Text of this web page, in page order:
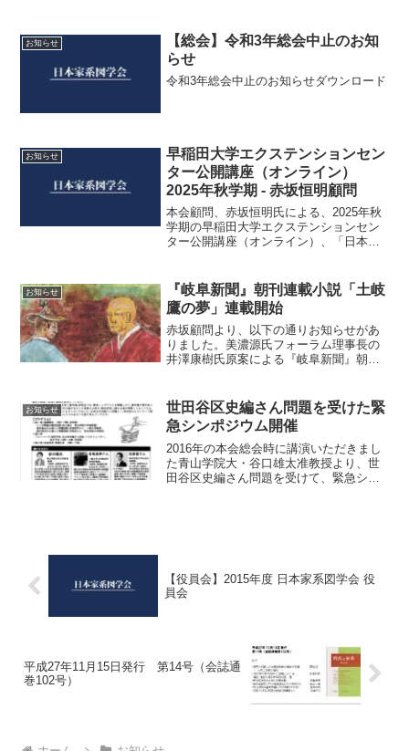
治初期における庶民の苗字の成り立ち
（二） ‥ 安...
お知らせ
【総会】令和3年総会中止のお知
らせ
令和3年総会中止のお知らせダウンロード
お知らせ
早稲田大学エクステンションセン
ター公開講座（オンライン）
2025年秋学期 ‐ 赤坂恒明顧問
本会顧問、赤坂恒明氏による、2025年秋
学期の早稲田大学エクステンションセン
ター公開講座（オンライン）、「日本皇
日）の募集が始まりました。 早稲田大学
エクステン...
お知らせ
『岐阜新聞』朝刊連載小説「土岐
鷹の夢」連載開始
赤坂顧問より、以下の通りお知らせがあ
りました。美濃源氏フォーラム理事長の
井澤康樹氏原案による『岐阜新聞』朝刊
載が始まりました。「土岐頼芸と明智光
秀のダブルスタンダー...
お知らせ
世田谷区史編さん問題を受けた緊
急シンポジウム開催
2016年の本会総会時に講演いただきまし
た青山学院大・谷口雄太准教授より、世
田谷区史編さん問題を受けて、緊急シン
【役員会】2015年度 日本家系図学会 役
員会
平成27年11月15日発行 第14号（会誌通
巻102号）